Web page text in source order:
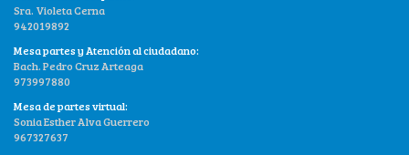
Sra. Violeta Cerna
942019892
Mesa partes y Atención al ciudadano:
Bach. Pedro Cruz Arteaga
973997880
Mesa de partes virtual:
Sonia Esther Alva Guerrero
967327637